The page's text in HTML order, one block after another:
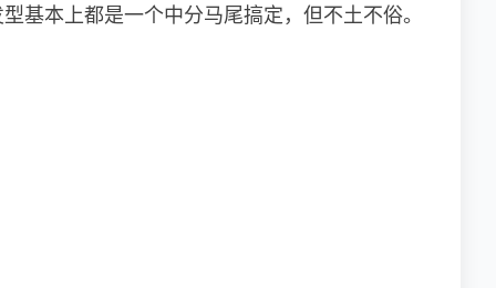
基本上都是一个中分马尾搞定，但不土不俗。